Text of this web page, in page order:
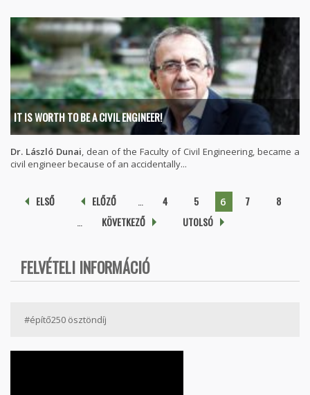
IT IS WORTH TO BE A CIVIL ENGINEER!
Dr. László Dunai, dean of the Faculty of Civil Engineering, became a
civil engineer because of an accidentally...
Pages
ELSŐ ELŐZŐ 4 5 6 7
8
KÖVETKEZŐ UTOLSÓ
FELVÉTELI INFORMÁCIÓ
#építő250 ösztöndíj